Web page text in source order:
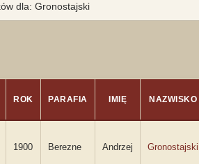
dla: Gronostajski
ROK PARAFIA IMIĘ NAZWISKO
1900 Berezne Andrzej Gronostajski